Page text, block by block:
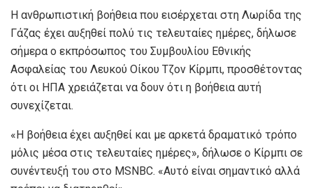
Η ανθρωπιστική βοήθεια που εισέρχεται στη Λωρίδα της
Γάζας έχει αυξηθεί πολύ τις τελευταίες ημέρες, δήλωσε
σήμερα ο εκπρόσωπος του Συμβουλίου Εθνικής
Ασφαλείας του Λευκού Οίκου Τζον Κίρμπι, προσθέτοντας
ότι οι ΗΠΑ χρειάζεται να δουν ότι η βοήθεια αυτή
συνεχίζεται.
«Η βοήθεια έχει αυξηθεί και με αρκετά δραματικό τρόπο
μόλις μέσα στις τελευταίες ημέρες», δήλωσε ο Κίρμπι σε
συνέντευξή του στο MSNBC. «Αυτό είναι σημαντικό αλλά